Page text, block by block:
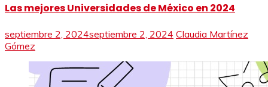
Las mejores Universidades de México en 2024
septiembre 2, 2024septiembre 2, 2024 Claudia Martínez
Gómez